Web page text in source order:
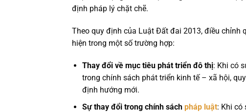
định pháp lý chặt chẽ.
Theo quy định của Luật Đất đai 2013, điều
hiện trong một số trường hợp:
Thay đổi về mục tiêu phát triển đô thị: Khi có
trong chính sách phát triển kinh tế – xã hội,
định hướng mới.
Sự thay đổi trong chính sách pháp luật: Khi có